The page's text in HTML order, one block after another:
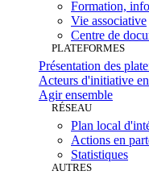
Formation,
Vie associative
Centre de
PLATEFORMES
Présentation des
Acteurs d'initiative
Agirensemble
RÉSEAU
Plan local
Actions en
Statistiques
AUTRES